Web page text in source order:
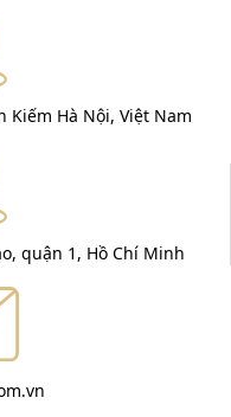
Kiếm Hà Nội, Việt Nam
quận 1, Hồ Chí Minh